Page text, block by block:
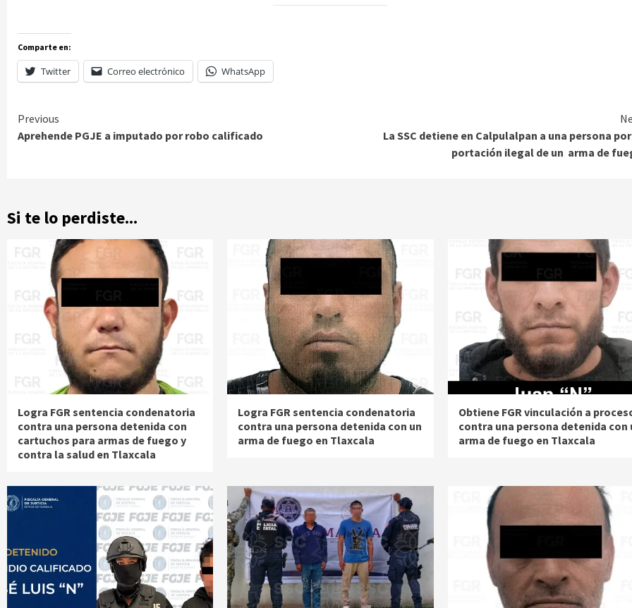
Comparte en:
Twitter Correo electrónico WhatsApp
Continue
Reading
Previous
Aprehende PGJE a imputado por robo calificado
La SSC detiene en Calpulalpan a una persona
portación ilegal de un arma de
Si te lo perdiste...
Logra FGR sentencia condenatoria
contra una persona detenida con
cartuchos para armas de fuego y
contra la salud en Tlaxcala
Logra FGR sentencia condenatoria
contra una persona detenida con un
arma de fuego en Tlaxcala
Obtiene FGR vinculación a
contra una persona detenida con
arma de fuego en Tlaxcala